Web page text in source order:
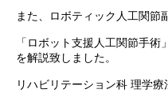
また、ロボティック人工関節
「ロボット支援人工関節手
を解説致しました。
リハビリテーション科 理学